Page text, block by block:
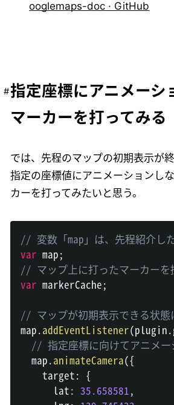
ooglemaps-doc · GitHub
指定座標にアニメーシ
マーカーを打ってみる
では、先程のマップの初期表示が
指定の座標値にアニメーションし
カーを打ってみたいと思う。
// 変数「map」は、先程紹介し
var map;
// マップ上に打ったマーカーを
var markerCache;
// マップが初期表示できる状態
map.addEventListener(plugin.
// 指定座標に向けてアニメー
  map
.animateCamera({
    target
: {
      lat
: 35.658581,